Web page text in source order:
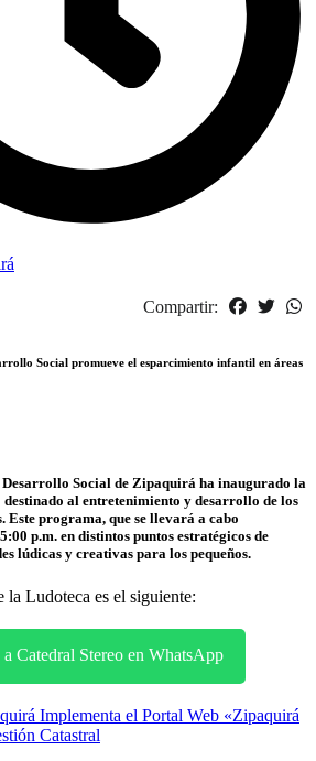
Compartir:
Social promueve el esparcimiento infantil en áreas
Social de Zipaquirá ha inaugurado la
al entretenimiento y desarrollo de los
Este programa, que se llevará a cabo
p.m. en distintos puntos estratégicos de
lúdicas y creativas para los pequeños.
la Ludoteca es el siguiente:
a Catedral Stereo en WhatsApp
Implementa el Portal Web «Zipaquirá
Catastral